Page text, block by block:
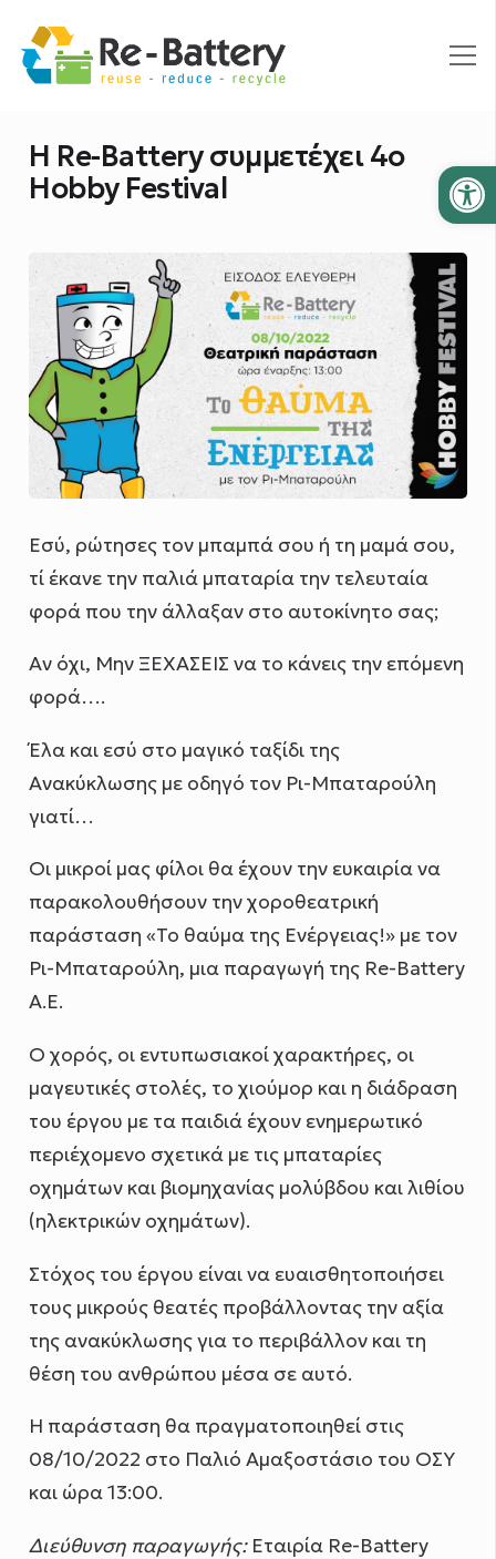
H Re-Battery συμμετέχει 4ο
Hobby Festival
Εσύ, ρώτησες τον μπαμπά σου ή τη μαμά σου,
τί έκανε την παλιά μπαταρία την τελευταία
φορά που την άλλαξαν στο αυτοκίνητο σας;
Αν όχι, Μην ΞΕΧΑΣΕΙΣ να το κάνεις την επόμενη
φορά….
Έλα και εσύ στο μαγικό ταξίδι της
Ανακύκλωσης με οδηγό τον Ρι-Μπαταρούλη
γιατί…
Οι μικροί μας φίλοι θα έχουν την ευκαιρία να
παρακολουθήσουν την χοροθεατρική
παράσταση «Το θαύμα της Ενέργειας!» με τον
Ρι-Μπαταρούλη, μια παραγωγή της Re-Battery
A.E.
Ο χορός, οι εντυπωσιακοί χαρακτήρες, οι
μαγευτικές στολές, το χιούμορ και η διάδραση
του έργου με τα παιδιά έχουν ενημερωτικό
περιέχομενο σχετικά με τις μπαταρίες
οχημάτων και βιομηχανίας μολύβδου και λιθίου
(ηλεκτρικών οχημάτων).
Στόχος του έργου είναι να ευαισθητοποιήσει
τους μικρούς θεατές προβάλλοντας την αξία
της ανακύκλωσης για το περιβάλλον και τη
θέση του ανθρώπου μέσα σε αυτό.
Η παράσταση θα πραγματοποιηθεί στις
08/10/2022 στο Παλιό Αμαξοστάσιο του ΟΣΥ
και ώρα 13:00.
Διεύθυνση παραγωγής:Εταιρία Re-Battery